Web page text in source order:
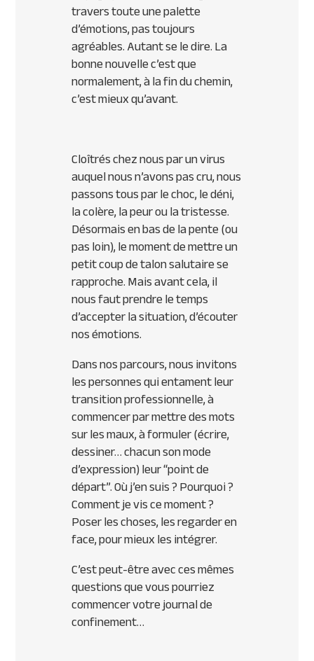
travers toute une palette
d’émotions, pas toujours
agréables. Autant se le dire. La
bonne nouvelle c’est que
normalement, à la fin du chemin,
c’est mieux qu’avant.
Cloîtrés chez nous par un virus
auquel nous n’avons pas cru, nous
passons tous par le choc, le déni,
la colère, la peur ou la tristesse.
Désormais en bas de la pente (ou
pas loin), le moment de mettre un
petit coup de talon salutaire se
rapproche. Mais avant cela, il
nous faut prendre le temps
d’accepter la situation, d’écouter
nos émotions.
Dans nos parcours, nous invitons
les personnes qui entament leur
transition professionnelle, à
commencer par mettre des mots
sur les maux, à formuler (écrire,
dessiner… chacun son mode
d’expression) leur “point de
départ”. Où j’en suis ? Pourquoi ?
Comment je vis ce moment ?
Poser les choses, les regarder en
face, pour mieux les intégrer.
​C’est peut-être avec ces mêmes
questions que vous pourriez
commencer votre journal de
confinement…​